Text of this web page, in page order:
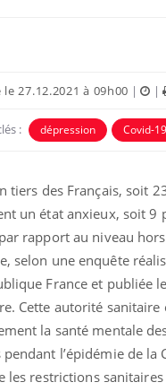
le 27.12.2021 à 09h00 | |
: dépression Covid-19
tiers des Français, soit
un état anxieux, soit 9
rapport au niveau hors
selon une enquête
France et publiée
Cette autorité sanitaire
la santé mentale
pendant l’épidémie de la
les restrictions
sont faciles à aborder...
poser des
d'un proche c'est
...